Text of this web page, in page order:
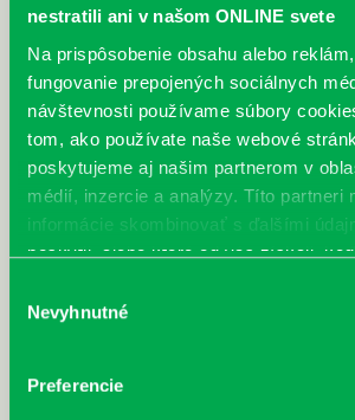
nestratili ani v našom ONLINE svete
Na prispôsobenie obsahu alebo
fungovanie prepojených sociálnych
návštevnosti používame súbory
tom, ako používate naše webové
poskytujeme aj našim partnerom v
médií, inzercie a analýzy. Títo partneri
informácie skombinovať s ďalšími
poskytli, alebo ktoré od vás získali,
súhlasu
Nevyhnutné
Preferencie
Prvá biografia najväčšieho
cyklistu modernej doby: